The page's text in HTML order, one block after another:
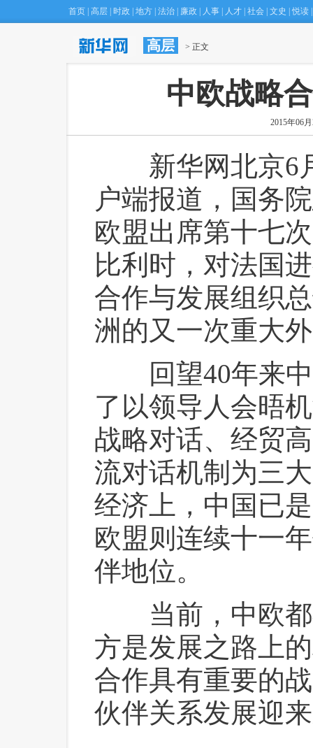
首页 高层 时政 地方 法治 廉政 人事 人才 社会 文史 悦读
高层 > 正文
专家建议将Ｈ型高血压筛查管理纳入慢病防
中欧战略
2015年06
新华网北京6月
户端报道，国务
欧盟出席第十七
比利时，对法国
合作与发展组织
洲的又一次重大
回望40年来中
了以领导人会晤
战略对话、经贸
流对话机制为三
经济上，中国已
欧盟则连续十一
伴地位。
当前，中欧都
方是发展之路上
合作具有重要的
伙伴关系发展迎